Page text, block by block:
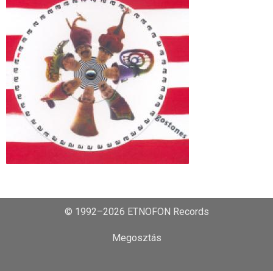
© 1992–2026 ETNOFON Records
Megosztás